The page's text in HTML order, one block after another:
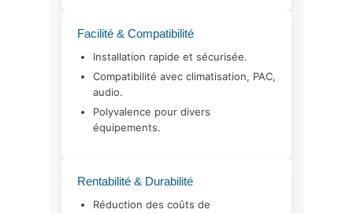
Facilité & Compatibilité
Installation rapide et sécurisée.
Compatibilité avec climatisation, PAC,
audio.
Polyvalence pour divers
équipements.
Rentabilité & Durabilité
Réduction des coûts de